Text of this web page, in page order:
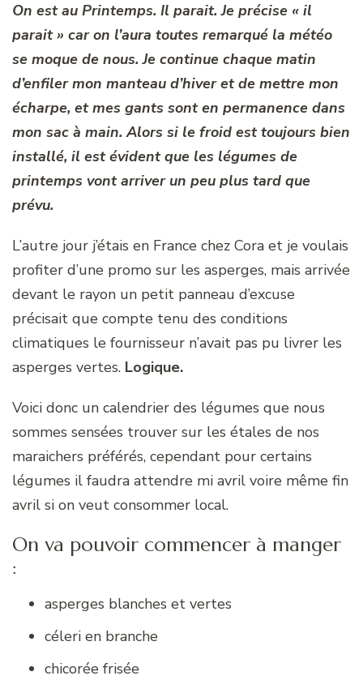
On est au Printemps. Il parait. Je précise « il
parait » car on l’aura toutes remarqué la météo
se moque de nous. Je continue chaque matin
d’enfiler mon manteau d’hiver et de mettre mon
écharpe, et mes gants sont en permanence dans
mon sac à main. Alors si le froid est toujours bien
installé, il est évident que les légumes de
printemps vont arriver un peu plus tard que
prévu.
L’autre jour j’étais en France chez Cora et je voulais
profiter d’une promo sur les asperges, mais arrivée
devant le rayon un petit panneau d’excuse
précisait que compte tenu des conditions
climatiques le fournisseur n’avait pas pu livrer les
asperges vertes. Logique.
Voici donc un calendrier des légumes que nous
sommes sensées trouver sur les étales de nos
maraichers préférés, cependant pour certains
légumes il faudra attendre mi avril voire même fin
avril si on veut consommer local.
On va pouvoir commencer à manger
:
asperges blanches et vertes
céleri en branche
chicorée frisée